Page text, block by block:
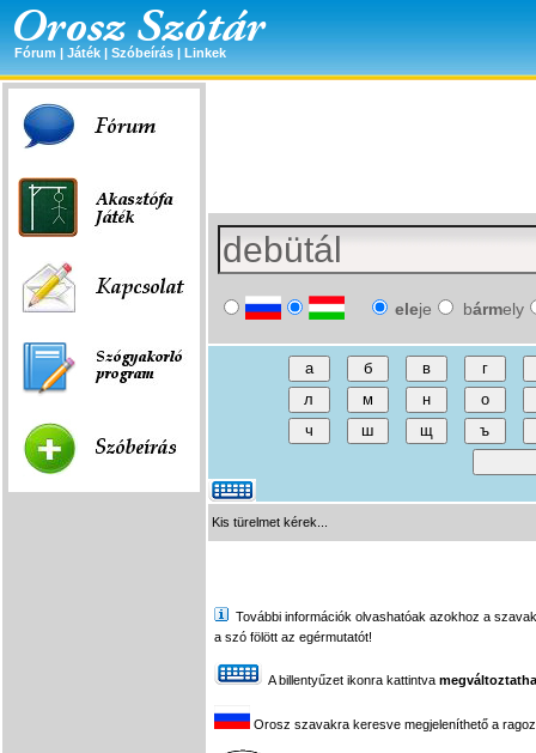
Fórum | Játék | Szóbeírás | Linkek
eleje bármely
Kis türelmet kérek...
További információk olvashatóak azokhoz a
a szó fölött az egérmutatót!
A billentyűzet ikonra kattintva
Orosz szavakra keresve megjeleníthető a